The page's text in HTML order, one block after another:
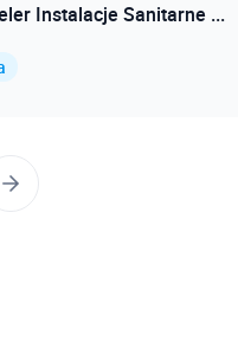
Instalacje Sanitarne ...